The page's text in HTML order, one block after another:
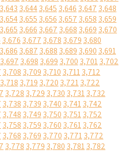
3,643 3,6443,645 3,646 3,647 3,648
3,6543,655 3,656 3,657 3,658 3,659
3,665 3,666 3,667 3,668 3,669 3,670
3,676 3,677 3,678 3,679 3,680
3,686 3,687 3,688 3,689 3,690 3,691
3,697 3,698 3,699 3,700 3,7013,702
3,708 3,709 3,710 3,7113,712
3,718 3,719 3,720 3,7213,722
3,728 3,729 3,730 3,7313,732
3,738 3,739 3,740 3,7413,742
3,748 3,749 3,750 3,7513,752
3,758 3,759 3,760 3,7613,762
3,768 3,769 3,770 3,7713,772
3,778 3,779 3,780 3,7813,782